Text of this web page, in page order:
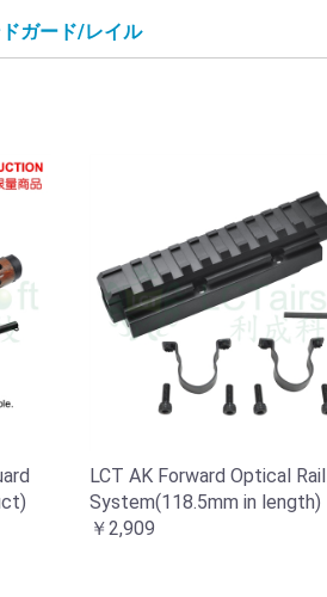
ガード/レイル
LCT AK Forward Optical Rail
System(118.5mm in length)
￥2,909